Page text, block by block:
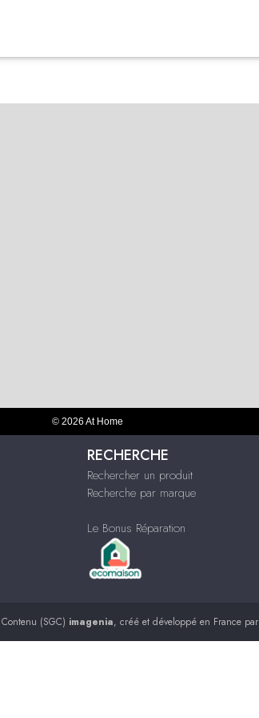
© 2026 At Home
RECHERCHE
Rechercher un produit
Recherche par marque
Le Bonus Réparation
(SGC) imagenia, créé et développé en France par